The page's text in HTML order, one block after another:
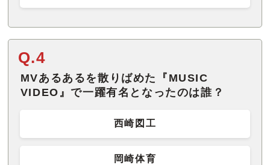
Q.4
MVあるあるを散りばめた『MUSIC
VIDEO』で一躍有名となったのは誰？
西崎図工
岡崎体育